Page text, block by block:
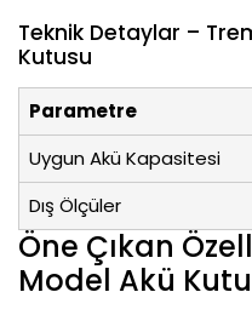
Teknik Detaylar –
Kutusu
Parametre
Uygun Akü Kapasitesi
Dış Ölçüler
Öne Çıkan
Model Akü